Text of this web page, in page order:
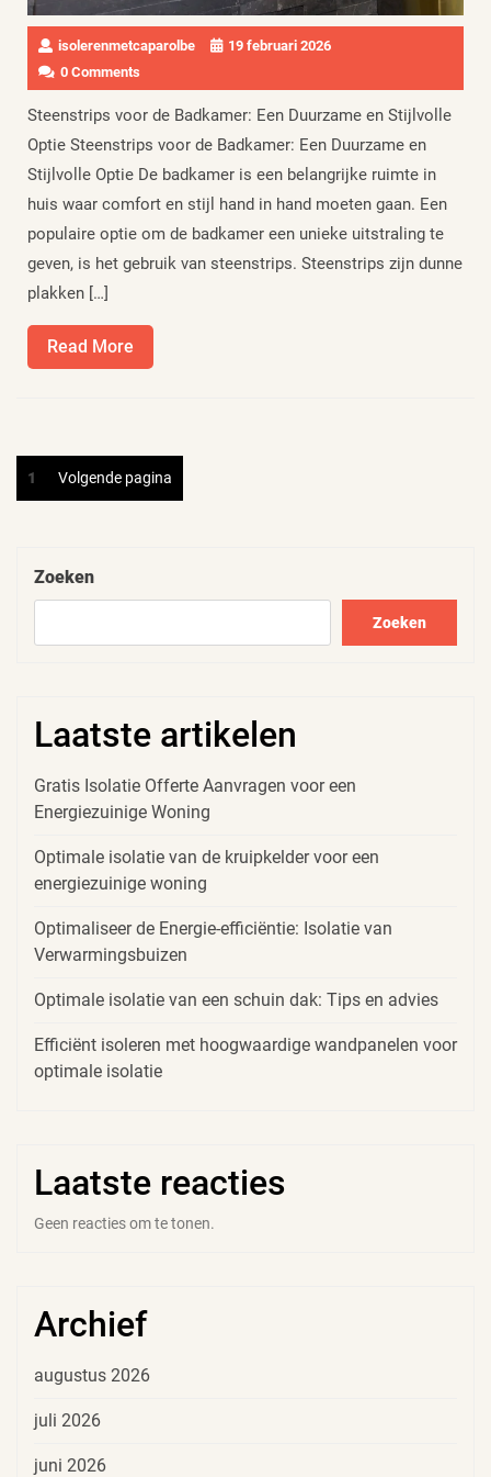
isolerenmetcaparolbe
19 februari 2026
0 Comments
Steenstrips voor de Badkamer: Een Duurzame en Stijlvolle
Optie Steenstrips voor de Badkamer: Een Duurzame en
Stijlvolle Optie De badkamer is een belangrijke ruimte in
huis waar comfort en stijl hand in hand moeten gaan. Een
populaire optie om de badkamer een unieke uitstraling te
geven, is het gebruik van steenstrips. Steenstrips zijn dunne
plakken […]
Read More
More
Berichten
Pagina
1 Volgende pagina
Zoeken
Zoeken
Laatste artikelen
Gratis Isolatie Offerte Aanvragen voor een
Energiezuinige Woning
Optimale isolatie van de kruipkelder voor een
energiezuinige woning
Optimaliseer de Energie-efficiëntie: Isolatie van
Verwarmingsbuizen
Optimale isolatie van een schuin dak: Tips en advies
Efficiënt isoleren met hoogwaardige wandpanelen voor
optimale isolatie
Laatste reacties
Geen reacties om te tonen.
Archief
augustus 2026
juli 2026
juni 2026